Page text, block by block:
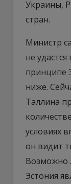
Украины,
стран.
Министр
не
принципе
ниже.
Таллина
условиях
он видит
Возможно
Эстония